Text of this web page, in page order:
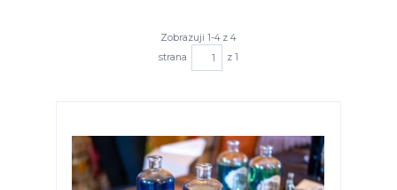
Zobrazuji 1-4 z 4
strana
z 1